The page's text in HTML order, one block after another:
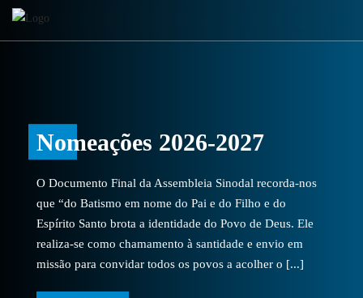
Nomeações 2026-2027
O Documento Final da Assembleia Sinodal recorda-nos
que “do Batismo em nome do Pai e do Filho e do
Espírito Santo brota a identidade do Povo de Deus. Ele
realiza-se como chamamento à santidade e envio em
missão para convidar todos os povos a acolher o [...]